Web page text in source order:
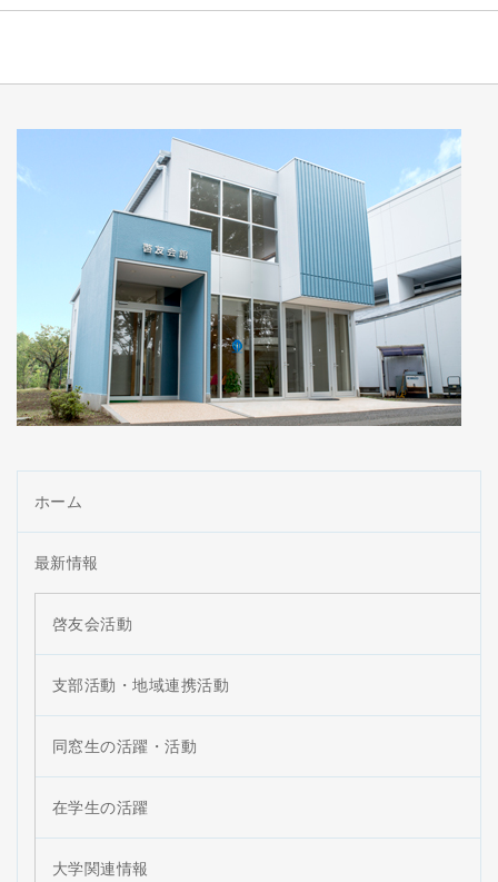
ホーム
最新情報
啓友会活動
支部活動・地域連携活動
同窓生の活躍・活動
在学生の活躍
大学関連情報